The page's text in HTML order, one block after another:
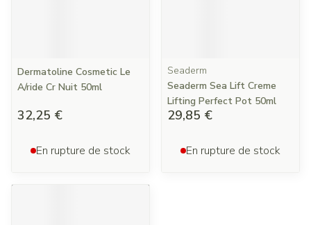
Dermatoline Cosmetic Le
A/ride Cr Nuit 50ml
32,25 €
En rupture de stock
Seaderm
Seaderm Sea Lift Creme
Lifting Perfect Pot 50ml
29,85 €
En rupture de stock